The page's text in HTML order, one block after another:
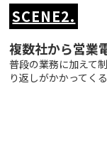
SCENE2.
複数社から営業
普段の業務に加えて
り返しがかかってく